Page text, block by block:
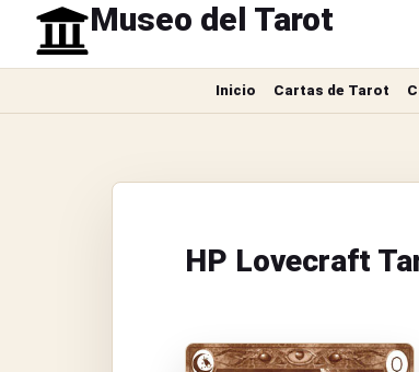
Museo del Tarot
Inicio Cartas de Tarot
HP Lovecraft